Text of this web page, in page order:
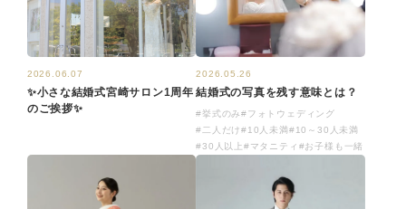
2026.06.07
✨小さな結婚式宮崎サロン1周年
のご挨拶✨
2026.05.26
結婚式の写真を残す意味とは？
#挙式のみ#フォトウェディング
#二人だけ#10人未満#10～30人未満
#30人以上#マタニティ #お子様も一緒